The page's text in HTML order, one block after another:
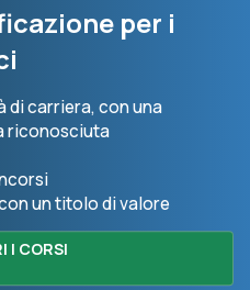
per i
di carriera, con una
riconosciuta
un titolo di valore
I CORSI